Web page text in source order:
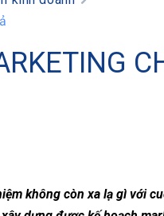
không còn xa lạ gì với